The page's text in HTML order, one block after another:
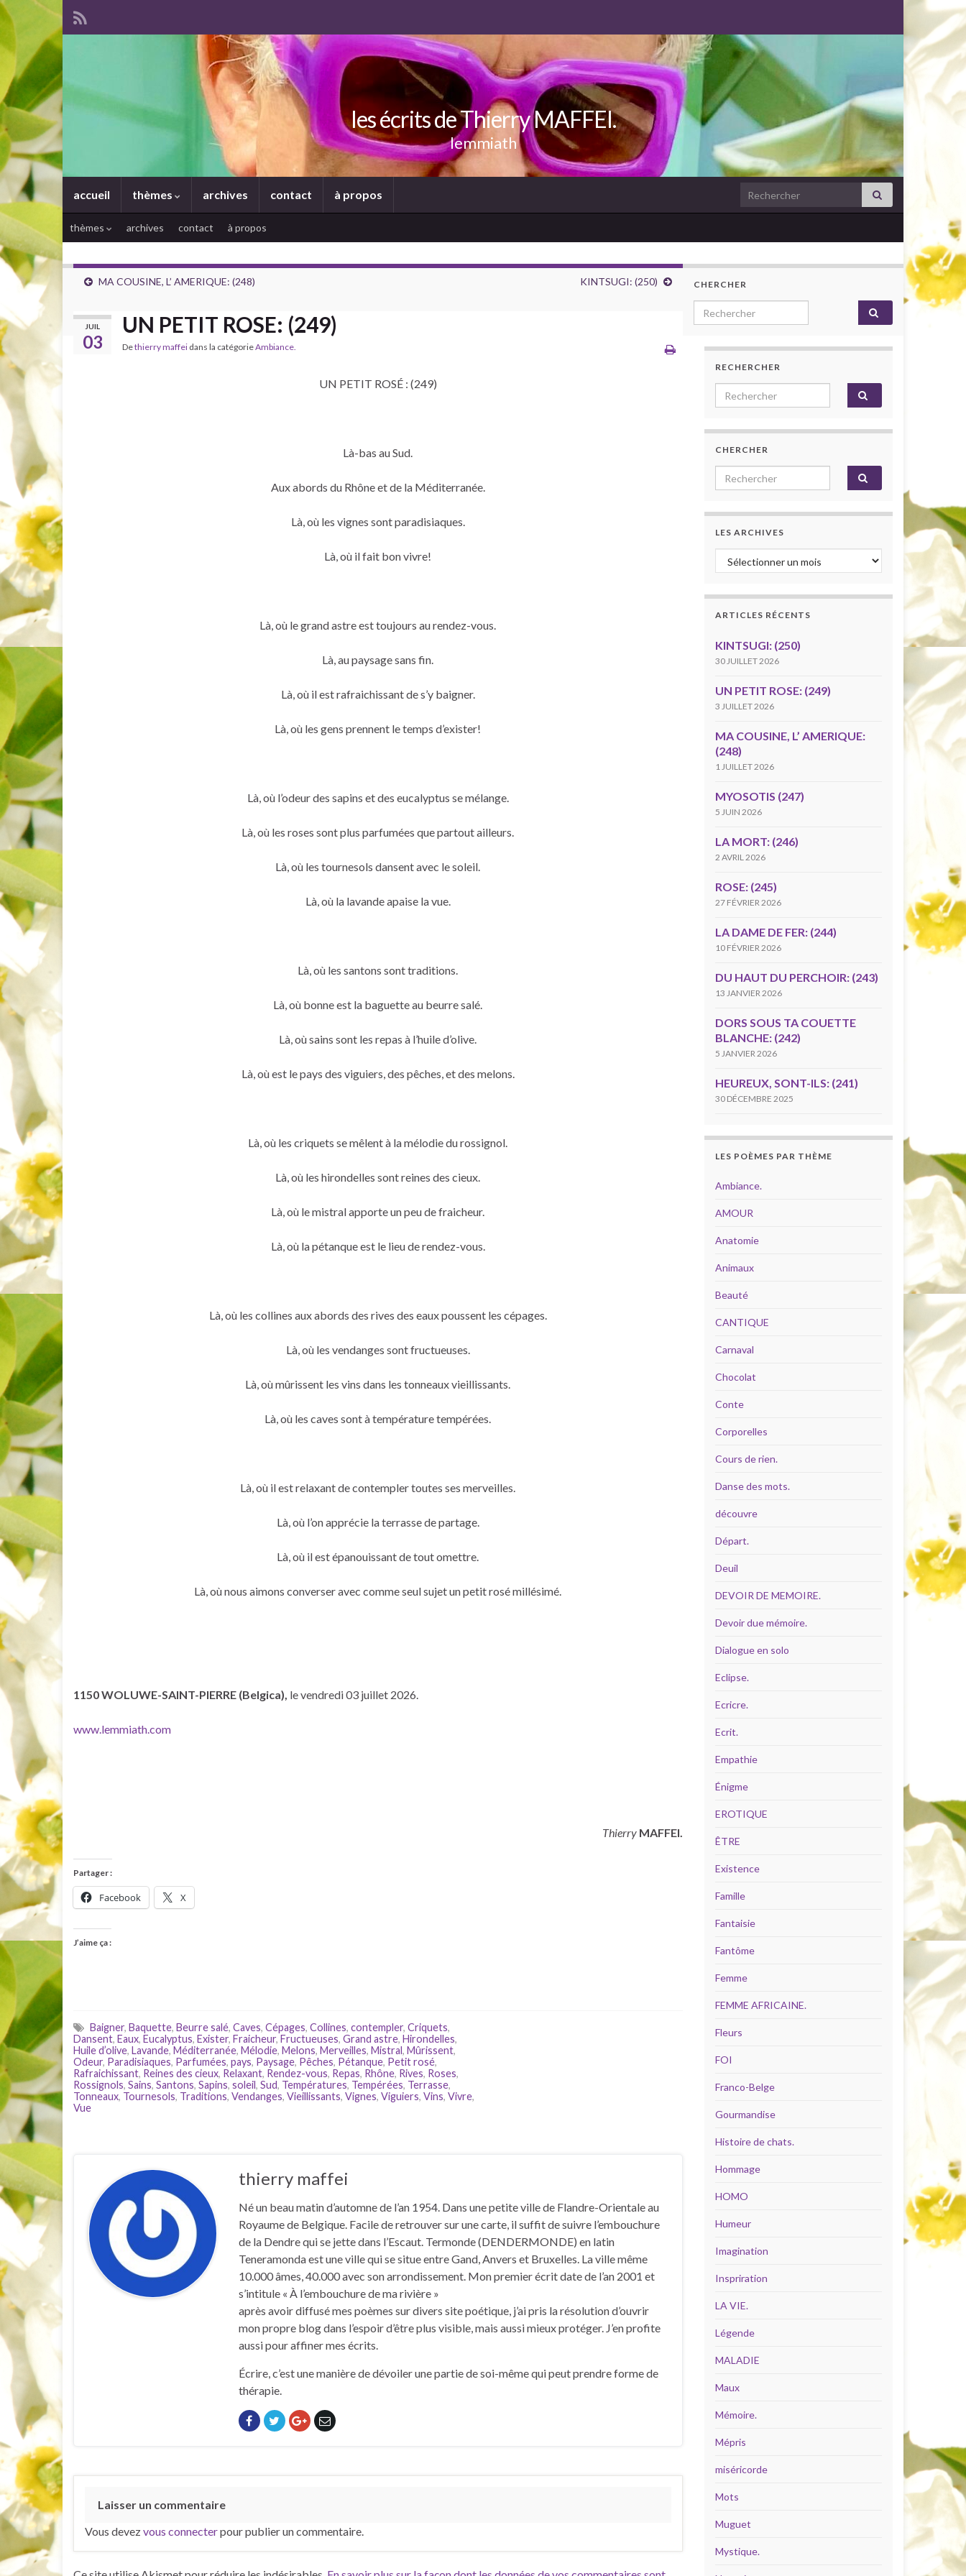
les écrits de Thierry MAFFEI.
lemmiath
accueil thèmes archives contact à propos Search for:
thèmes archives contact à propos
MA COUSINE, L’ AMERIQUE: (248) KINTSUGI: (250)
JUIL
03
UN PETIT ROSE: (249)
Dethierry maffei dans la catégorieAmbiance.
UN PETIT ROSÉ : (249)
Là-bas au Sud.
Aux abords du Rhône et de la Méditerranée.
Là, où les vignes sont paradisiaques.
Là, où il fait bon vivre!
Là, où le grand astre est toujours au rendez-vous.
Là, au paysage sans fin.
Là, où il est rafraichissant de s’y baigner.
Là, où les gens prennent le temps d’exister!
Là, où l’odeur des sapins et des eucalyptus se mélange.
Là, où les roses sont plus parfumées que partout ailleurs.
Là, où les tournesols dansent avec le soleil.
Là, où la lavande apaise la vue.
Là, où les santons sont traditions.
Là, où bonne est la baguette au beurre salé.
Là, où sains sont les repas à l’huile d’olive.
Là, où est le pays des viguiers, des pêches, et des melons.
Là, où les criquets se mêlent à la mélodie du rossignol.
Là, où les hirondelles sont reines des cieux.
Là, où le mistral apporte un peu de fraicheur.
Là, où la pétanque est le lieu de rendez-vous.
Là, où les collines aux abords des rives des eaux poussent les cépages.
Là, où les vendanges sont fructueuses.
Là, où mûrissent les vins dans les tonneaux vieillissants.
Là, où les caves sont à température tempérées.
Là, où il est relaxant de contempler toutes ses merveilles.
Là, où l’on apprécie la terrasse de partage.
Là, où il est épanouissant de tout omettre.
Là, où nous aimons converser avec comme seul sujet un petit rosé millésimé.
1150 WOLUWE-SAINT-PIERRE (Belgica), le vendredi 03 juillet 2026.
www.lemmiath.com
Thierry MAFFEI.
Partager :
Facebook X
J’aime ça :
Baigner, Baquette, Beurre salé, Caves, Cépages, Collines, contempler, Criquets,
Dansent, Eaux, Eucalyptus, Exister, Fraicheur, Fructueuses, Grand astre, Hirondelles,
Huile d’olive, Lavande, Méditerranée, Mélodie, Melons, Merveilles, Mistral, Mûrissent,
Odeur, Paradisiaques, Parfumées, pays, Paysage, Pêches, Pétanque, Petit rosé,
Rafraichissant, Reines des cieux, Relaxant, Rendez-vous, Repas, Rhône, Rives, Roses,
Rossignols, Sains, Santons, Sapins, soleil, Sud, Températures, Tempérées, Terrasse,
Tonneaux, Tournesols, Traditions, Vendanges, Vieillissants, Vignes, Viguiers, Vins, Vivre,
Vue
thierry maffei
Né un beau matin d’automne de l’an 1954. Dans une petite ville de Flandre-Orientale au
Royaume de Belgique. Facile de retrouver sur une carte, il suffit de suivre l’embouchure
de la Dendre qui se jette dans l’Escaut. Termonde (DENDERMONDE) en latin
Teneramonda est une ville qui se situe entre Gand, Anvers et Bruxelles. La ville même
10.000 âmes, 40.000 avec son arrondissement. Mon premier écrit date de l’an 2001 et
s’intitule « À l’embouchure de ma rivière »
après avoir diffusé mes poèmes sur divers site poétique, j’ai pris la résolution d’ouvrir
mon propre blog dans l’espoir d’être plus visible, mais aussi mieux protéger. J’en profite
aussi pour affiner mes écrits.
Écrire, c’est une manière de dévoiler une partie de soi-même qui peut prendre forme de
thérapie.
Laisser un commentaire
Vous devezvous connecterpour publier un commentaire.
CHERCHER
Search for:
RECHERCHER
Search for:
CHERCHER
Search for:
LES ARCHIVES
Les archives
ARTICLES RÉCENTS
KINTSUGI: (250)
30 JUILLET 2026
UN PETIT ROSE: (249)
3 JUILLET 2026
MA COUSINE, L’ AMERIQUE:
(248)
1 JUILLET 2026
MYOSOTIS (247)
5 JUIN 2026
LA MORT: (246)
2 AVRIL 2026
ROSE: (245)
27 FÉVRIER 2026
LA DAME DE FER: (244)
10 FÉVRIER 2026
DU HAUT DU PERCHOIR: (243)
13 JANVIER 2026
DORS SOUS TA COUETTE
BLANCHE: (242)
5 JANVIER 2026
HEUREUX, SONT-ILS: (241)
30 DÉCEMBRE 2025
LES POÈMES PAR THÈME
Ambiance.
AMOUR
Anatomie
Animaux
Beauté
CANTIQUE
Carnaval
Chocolat
Conte
Corporelles
Cours de rien.
Danse des mots.
découvre
Départ.
Deuil
DEVOIR DE MEMOIRE.
Devoir due mémoire.
Dialogue en solo
Eclipse.
Ecricre.
Ecrit.
Empathie
Énigme
EROTIQUE
ÊTRE
Existence
Famille
Fantaisie
Fantôme
Femme
FEMME AFRICAINE.
Fleurs
FOI
Franco-Belge
Gourmandise
Histoire de chats.
Hommage
HOMO
Humeur
Imagination
Inspriration
LA VIE.
Légende
MALADIE
Maux
Mémoire.
Mépris
miséricorde
Mots
Muguet
Mystique.